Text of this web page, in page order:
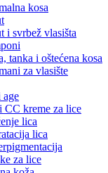
kosa
i svrbež vlasišta
tanka i oštećena kosa
za vlasište
CC kreme za lice
lica
lica
za lice